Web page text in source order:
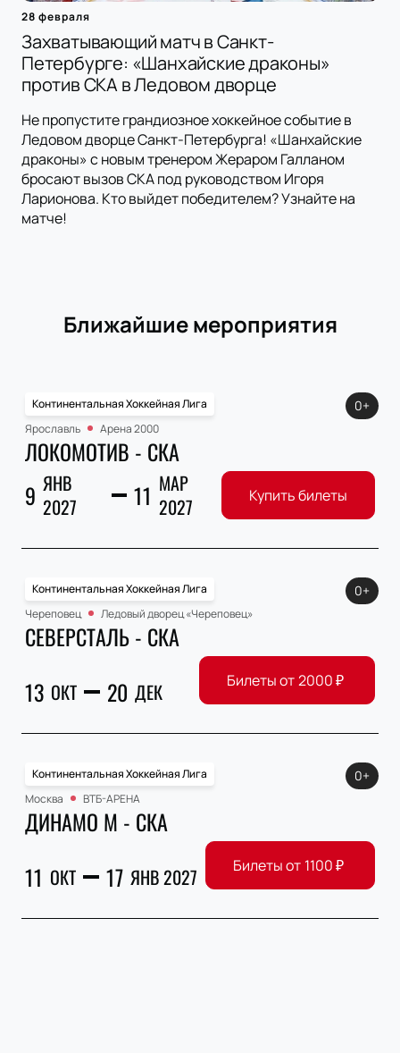
28 февраля
Захватывающий матч в Санкт-
Петербурге: «Шанхайские драконы»
против СКА в Ледовом дворце
Не пропустите грандиозное хоккейное событие в
Ледовом дворце Санкт-Петербурга! «Шанхайские
драконы» с новым тренером Жераром Галланом
бросают вызов СКА под руководством Игоря
Ларионова. Кто выйдет победителем? Узнайте на
матче!
Ближайшие мероприятия
Континентальная Хоккейная Лига
Ярославль
Арена 2000
ЛОКОМОТИВ - СКА
9 ЯНВ
2027
11 МАР
2027
0+
Купить билеты
Континентальная Хоккейная Лига
Череповец
Ледовый дворец «Череповец»
СЕВЕРСТАЛЬ - СКА
13 ОКТ 20 ДЕК
0+
Билеты от2000₽
Континентальная Хоккейная Лига
Москва
ВТБ-АРЕНА
ДИНАМО М - СКА
11 ОКТ 17 ЯНВ 2027
0+
Билеты от 1100₽